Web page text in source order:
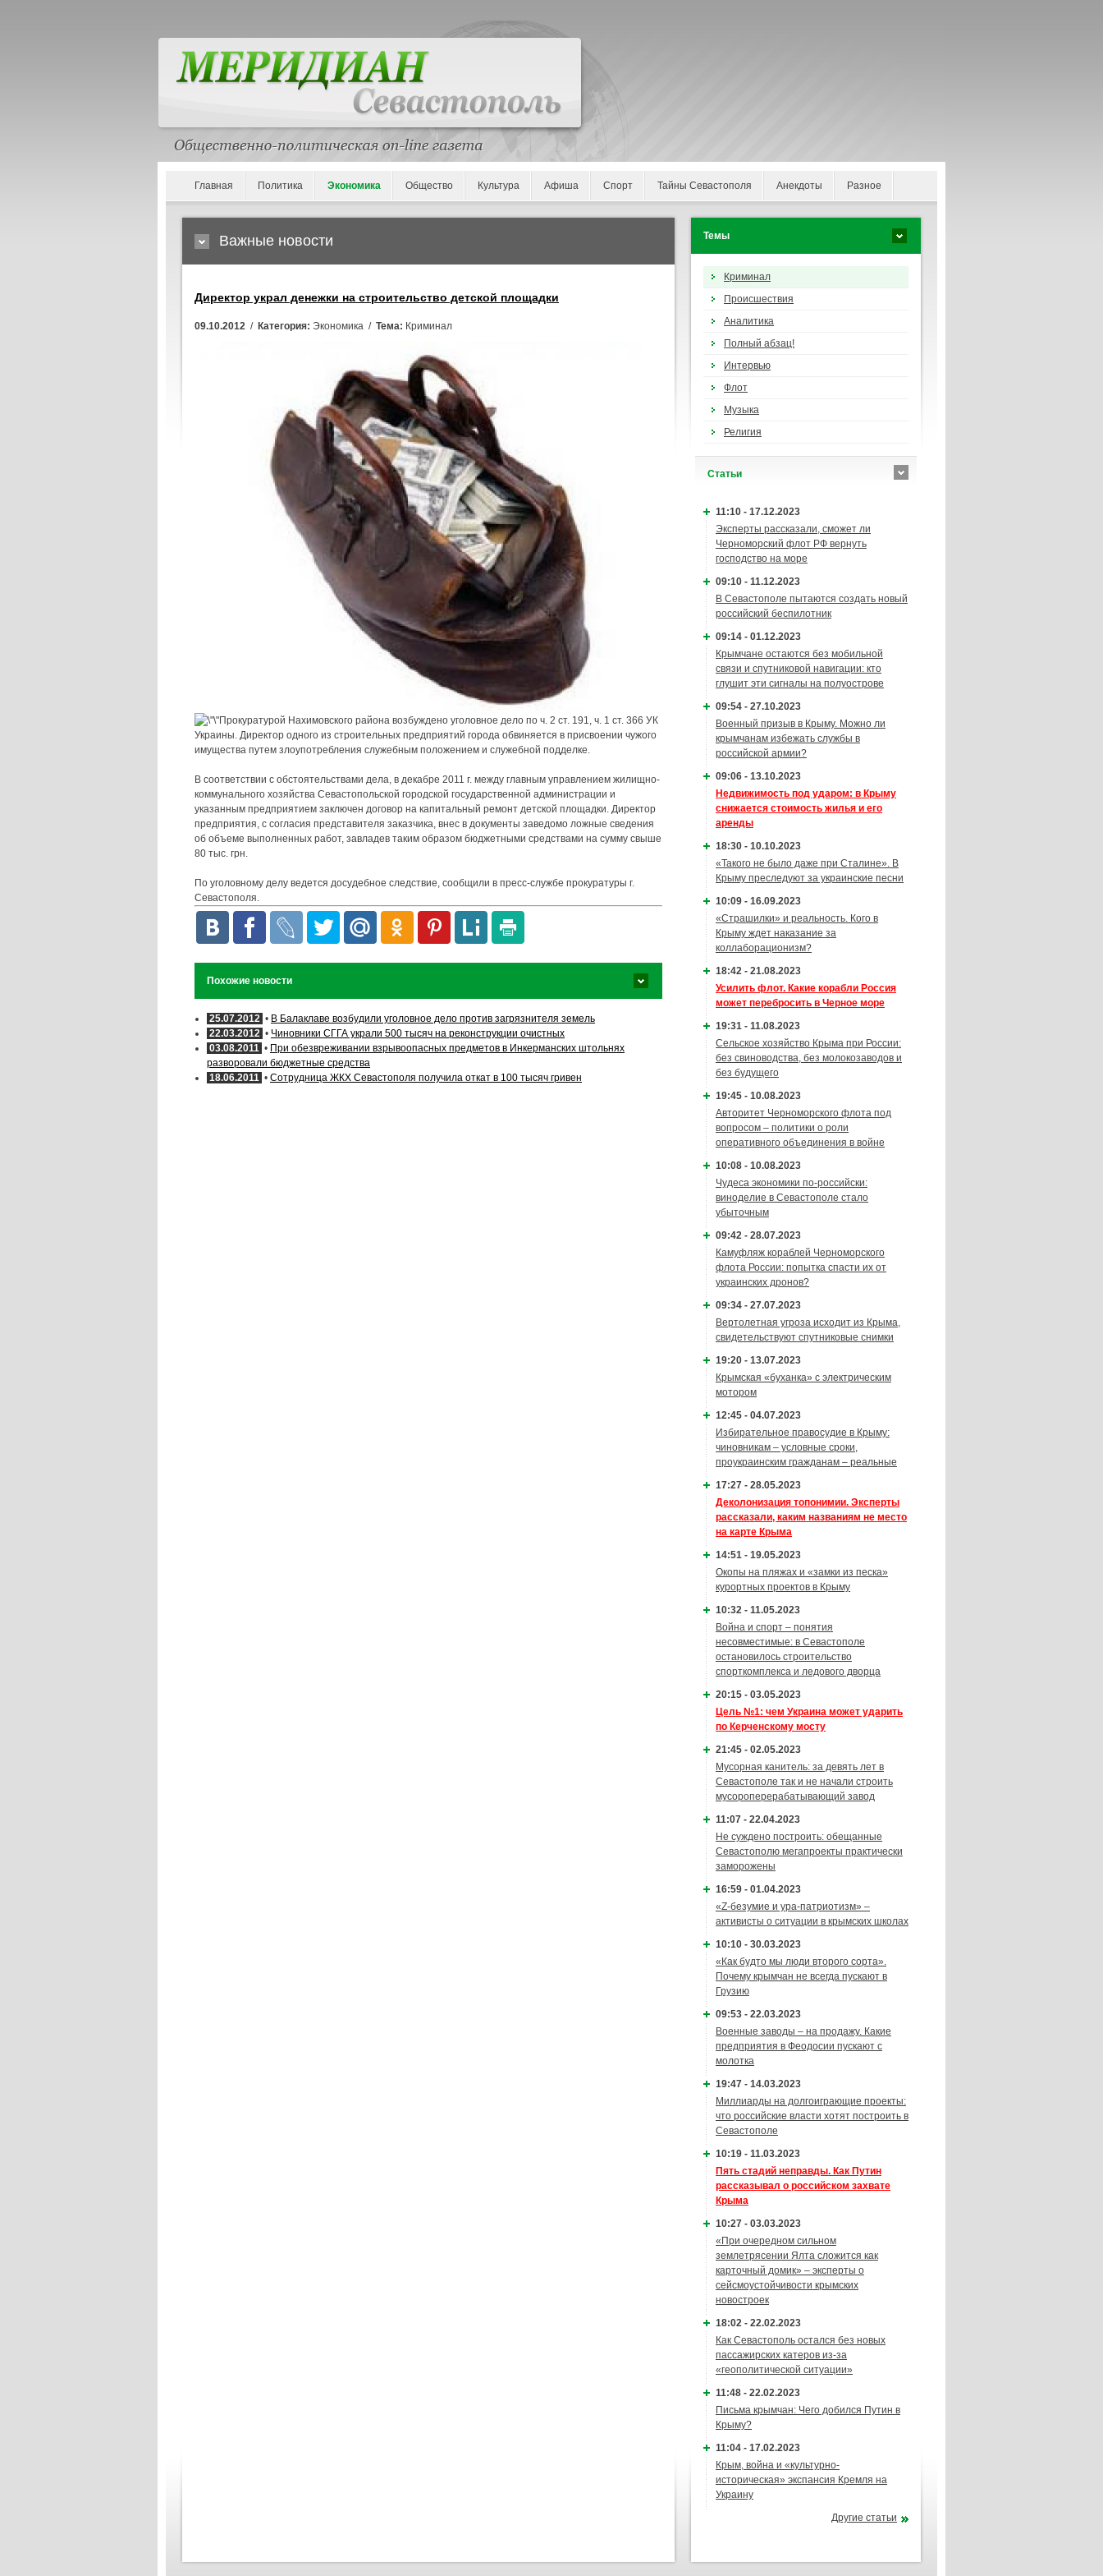
Главная Политика Экономика Общество Культура Афиша Спорт Тайны Севастополя Анекдоты Разное
Важные новости
Директор украл денежки на строительство детской площадки
09.10.2012 / Категория: Экономика / Тема: Криминал
Прокуратурой Нахимовского района возбуждено уголовное дело по ч. 2 ст. 191, ч. 1 ст. 366 УК
Украины. Директор одного из строительных предприятий города обвиняется в присвоении чужого
имущества путем злоупотребления служебным положением и служебной подделке.
В соответствии с обстоятельствами дела, в декабре 2011 г. между главным управлением жилищно-
коммунального хозяйства Севастопольской городской государственной администрации и
указанным предприятием заключен договор на капитальный ремонт детской площадки. Директор
предприятия, с согласия представителя заказчика, внес в документы заведомо ложные сведения
об объеме выполненных работ, завладев таким образом бюджетными средствами на сумму свыше
80 тыс. грн.
По уголовному делу ведется досудебное следствие, сообщили в пресс-службе прокуратуры г.
Севастополя.
Похожие новости
25.07.2012 • В Балаклаве возбудили уголовное дело против загрязнителя земель
22.03.2012 • Чиновники СГГА украли 500 тысяч на реконструкции очистных
03.08.2011 • При обезвреживании взрывоопасных предметов в Инкерманских штольнях
разворовали бюджетные средства
18.06.2011 • Сотрудница ЖКХ Севастополя получила откат в 100 тысяч гривен
Темы
Криминал
Происшествия
Аналитика
Полный абзац!
Интервью
Флот
Музыка
Религия
Cтатьи
11:10 - 17.12.2023
Эксперты рассказали, сможет ли
Черноморский флот РФ вернуть
господство на море
09:10 - 11.12.2023
В Севастополе пытаются создать новый
российский беспилотник
09:14 - 01.12.2023
Крымчане остаются без мобильной
связи и спутниковой навигации: кто
глушит эти сигналы на полуострове
09:54 - 27.10.2023
Военный призыв в Крыму. Можно ли
крымчанам избежать службы в
российской армии?
09:06 - 13.10.2023
Недвижимость под ударом: в Крыму
снижается стоимость жилья и его
аренды
18:30 - 10.10.2023
«Такого не было даже при Сталине». В
Крыму преследуют за украинские песни
10:09 - 16.09.2023
«Страшилки» и реальность. Кого в
Крыму ждет наказание за
коллаборационизм?
18:42 - 21.08.2023
Усилить флот. Какие корабли Россия
может перебросить в Черное море
19:31 - 11.08.2023
Сельское хозяйство Крыма при России:
без свиноводства, без молокозаводов и
без будущего
19:45 - 10.08.2023
Авторитет Черноморского флота под
вопросом – политики о роли
оперативного объединения в войне
10:08 - 10.08.2023
Чудеса экономики по-российски:
виноделие в Севастополе стало
убыточным
09:42 - 28.07.2023
Камуфляж кораблей Черноморского
флота России: попытка спасти их от
украинских дронов?
09:34 - 27.07.2023
Вертолетная угроза исходит из Крыма,
свидетельствуют спутниковые снимки
19:20 - 13.07.2023
Крымская «буханка» с электрическим
мотором
12:45 - 04.07.2023
Избирательное правосудие в Крыму:
чиновникам – условные сроки,
проукраинским гражданам – реальные
17:27 - 28.05.2023
Деколонизация топонимии. Эксперты
рассказали, каким названиям не место
на карте Крыма
14:51 - 19.05.2023
Окопы на пляжах и «замки из песка»
курортных проектов в Крыму
10:32 - 11.05.2023
Война и спорт – понятия
несовместимые: в Севастополе
остановилось строительство
спорткомплекса и ледового дворца
20:15 - 03.05.2023
Цель №1: чем Украина может ударить
по Керченскому мосту
21:45 - 02.05.2023
Мусорная канитель: за девять лет в
Севастополе так и не начали строить
мусороперерабатывающий завод
11:07 - 22.04.2023
Не суждено построить: обещанные
Севастополю мегапроекты практически
заморожены
16:59 - 01.04.2023
«Z-безумие и ура-патриотизм» –
активисты о ситуации в крымских школах
10:10 - 30.03.2023
«Как будто мы люди второго сорта».
Почему крымчан не всегда пускают в
Грузию
09:53 - 22.03.2023
Военные заводы – на продажу. Какие
предприятия в Феодосии пускают с
молотка
19:47 - 14.03.2023
Миллиарды на долгоиграющие проекты:
что российские власти хотят построить в
Севастополе
10:19 - 11.03.2023
Пять стадий неправды. Как Путин
рассказывал о российском захвате
Крыма
10:27 - 03.03.2023
«При очередном сильном
землетрясении Ялта сложится как
карточный домик» – эксперты о
сейсмоустойчивости крымских
новостроек
18:02 - 22.02.2023
Как Севастополь остался без новых
пассажирских катеров из-за
«геополитической ситуации»
11:48 - 22.02.2023
Письма крымчан: Чего добился Путин в
Крыму?
11:04 - 17.02.2023
Крым, война и «культурно-
историческая» экспансия Кремля на
Украину
Другие статьи